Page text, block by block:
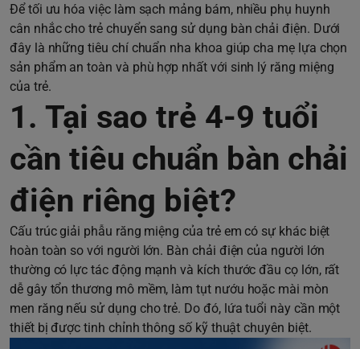
Để tối ưu hóa việc làm sạch mảng bám, nhiều phụ huynh
cân nhắc cho trẻ chuyển sang sử dụng bàn chải điện. Dưới
đây là những tiêu chí chuẩn nha khoa giúp cha mẹ lựa chọn
sản phẩm an toàn và phù hợp nhất với sinh lý răng miệng
của trẻ.
1. Tại sao trẻ 4-9 tuổi
cần tiêu chuẩn bàn chải
điện riêng biệt?
Cấu trúc giải phẫu răng miệng của trẻ em có sự khác biệt
hoàn toàn so với người lớn. Bàn chải điện của người lớn
thường có lực tác động mạnh và kích thước đầu cọ lớn, rất
dễ gây tổn thương mô mềm, làm tụt nướu hoặc mài mòn
men răng nếu sử dụng cho trẻ. Do đó, lứa tuổi này cần một
thiết bị được tinh chỉnh thông số kỹ thuật chuyên biệt.